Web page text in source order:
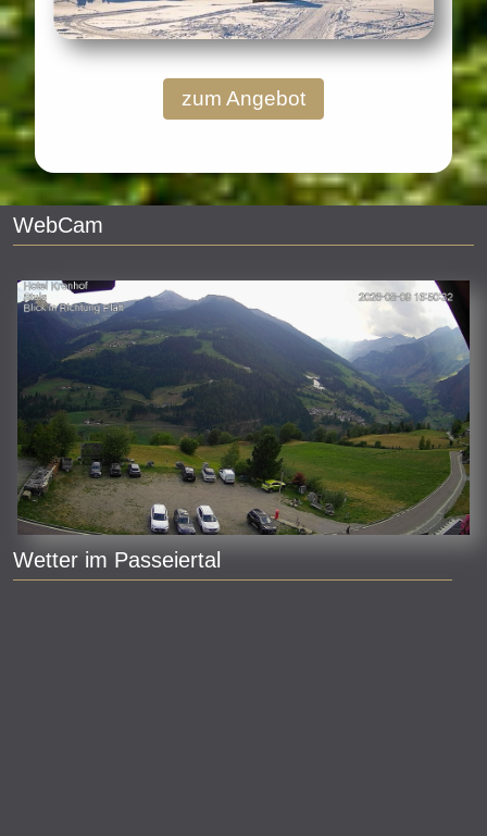
zum Angebot
WebCam
Wetter im Passeiertal